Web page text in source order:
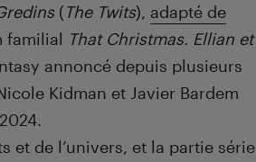
(The Twits), adapté de
familial That Christmas. Ellian et
annoncé depuis plusieurs
Kidman et Javier Bardem
et de l’univers, et la partie série